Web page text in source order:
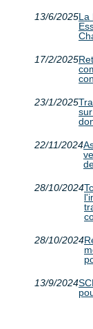
13/6/2025La
17/2/2025
23/1/2025
22/11/2024
28/10/2024
28/10/2024
13/9/2024